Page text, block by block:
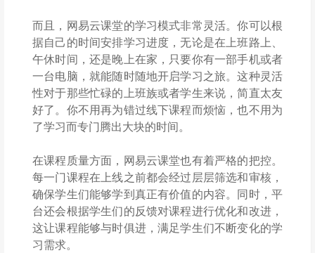
而且，网易云课堂的学习模式非常灵活。你可以根
据自己的时间安排学习进度，无论是在上班路上、
午休时间，还是晚上在家，只要你有一部手机或者
一台电脑，就能随时随地开启学习之旅。这种灵活
性对于那些忙碌的上班族或者学生来说，简直太友
好了。你不用再为错过线下课程而烦恼，也不用为
了学习而专门腾出大块的时间。
在课程质量方面，网易云课堂也有着严格的把控。
每一门课程在上线之前都会经过层层筛选和审核，
确保学生们能够学到真正有价值的内容。同时，平
台还会根据学生们的反馈对课程进行优化和改进，
这让课程能够与时俱进，满足学生们不断变化的学
习需求。